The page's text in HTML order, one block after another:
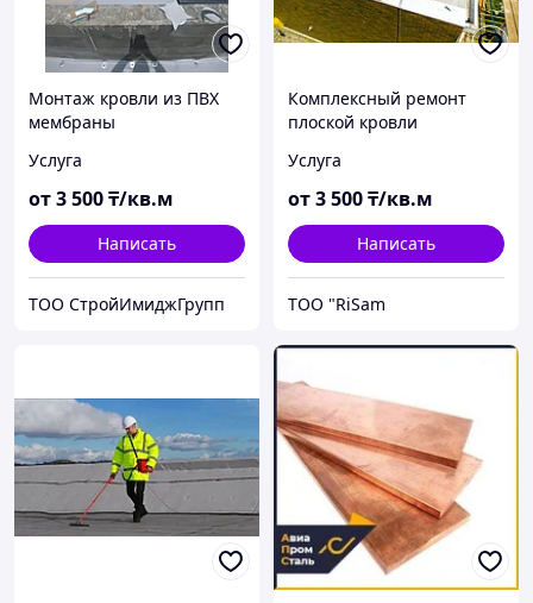
Монтаж кровли из ПВХ
мембраны
Услуга
от3 500₸/кв.м
Написать
ТОО СтройИмиджГрупп
Комплексный ремонт
плоской кровли
Услуга
от3 500₸/кв.м
Написать
TOO "RiSam